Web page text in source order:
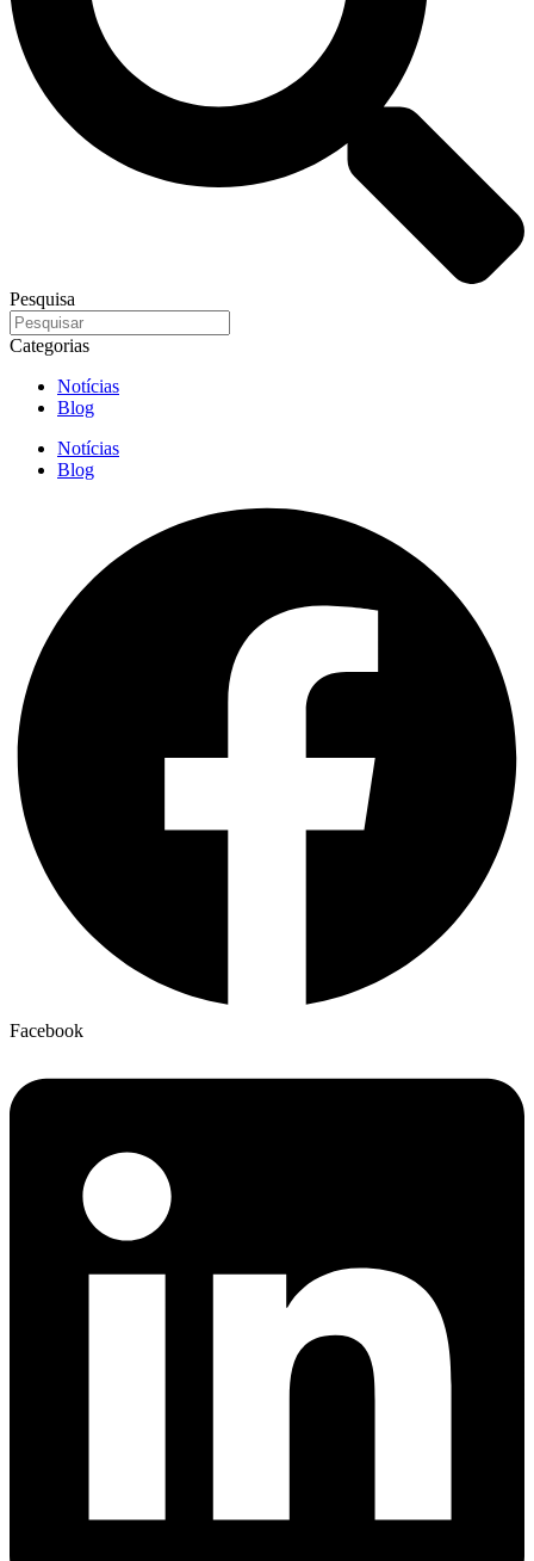
Pesquisa
Categorias
Notícias
Blog
Notícias
Blog
Facebook